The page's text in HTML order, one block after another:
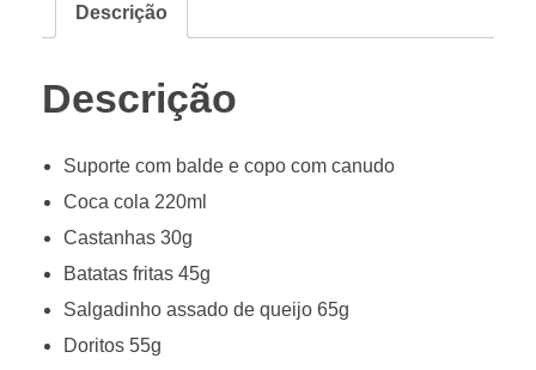
Descrição
Descrição
Suporte com balde e copo com canudo
Coca cola 220ml
Castanhas 30g
Batatas fritas 45g
Salgadinho assado de queijo 65g
Doritos 55g